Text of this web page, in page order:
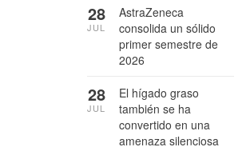
AstraZeneca
consolida un sólido
primer semestre de
2026
28
JUL
El hígado graso
también se ha
convertido en una
amenaza silenciosa
28
JUL